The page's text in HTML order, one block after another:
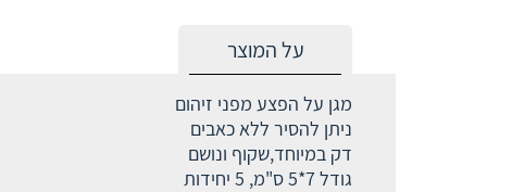
על המוצר
מגן על הפצע מפני זיהום
ניתן להסיר ללא כאבים
דק במיוחד,שקוף ונושם
גודל 7*5 ס"מ, 5 יחידות